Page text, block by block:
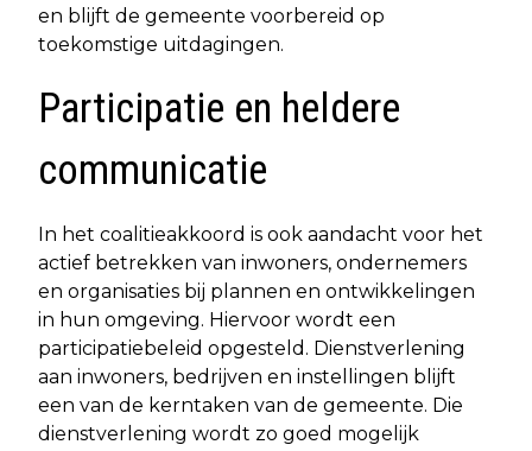
en blijft de gemeente voorbereid op
toekomstige uitdagingen.
Participatie en heldere
communicatie
In het coalitieakkoord is ook aandacht voor het
actief betrekken van inwoners, ondernemers
en organisaties bij plannen en ontwikkelingen
in hun omgeving. Hiervoor wordt een
participatiebeleid opgesteld. Dienstverlening
aan inwoners, bedrijven en instellingen blijft
een van de kerntaken van de gemeente. Die
dienstverlening wordt zo goed mogelijk